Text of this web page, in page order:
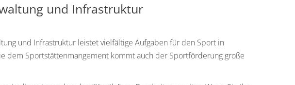
und Infrastruktur
und Infrastruktur leistet vielfältige Aufgaben für den Sport in
dem Sportstättenmangement kommt auch der Sportförderung große